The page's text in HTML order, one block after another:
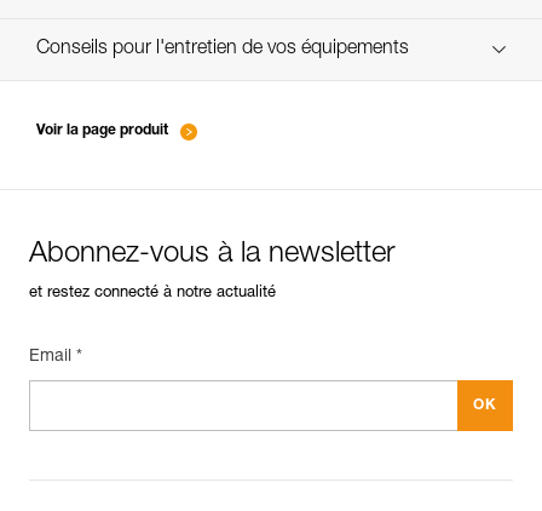
verif-EPI-assureur-suivi-FR
Conseils pour l'entretien de vos équipements
Voir la page produit
Abonnez-vous à la newsletter
et restez connecté à notre actualité
Email *